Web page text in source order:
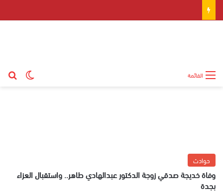
القائمة
حوادث
وفاة خديجة صدقي زوجة الدكتور عبدالهادي طاهر.. واستقبال العزاء
بجدة